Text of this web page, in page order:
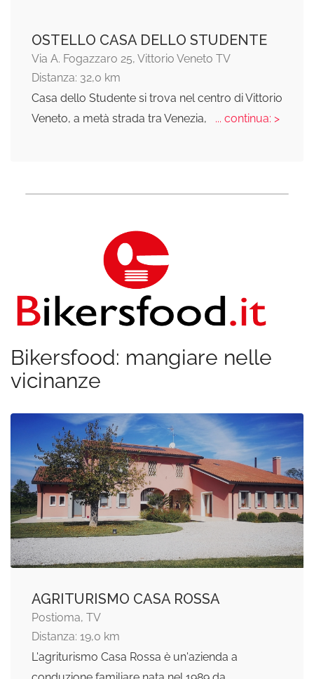
OSTELLO CASA DELLO STUDENTE
Via A. Fogazzaro 25, Vittorio Veneto TV
Distanza: 32,0 km
Casa dello Studente si trova nel centro di Vittorio
Veneto, a metà strada tra Venezia,
... continua: >
Bikersfood: mangiare nelle
vicinanze
AGRITURISMO CASA ROSSA
Postioma, TV
Distanza: 19,0 km
L'agriturismo Casa Rossa è un'azienda a